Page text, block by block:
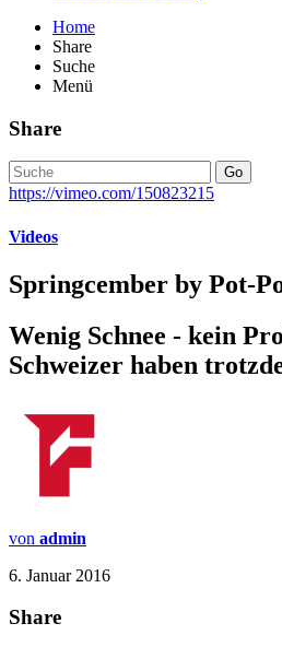
Home
Share
Suche
Menü
Share
Go
https://vimeo.com/150823215
Videos
Springcember by Pot-
Wenig Schnee - kein
Schweizer haben
von admin
6. Januar 2016
Share